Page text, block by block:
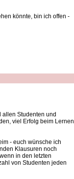
könnte, bin ich offen -
Studenten und
viel Erfolg beim Lernen
- euch wünsche ich
Klausuren noch
in den letzten
von Studenten jeden